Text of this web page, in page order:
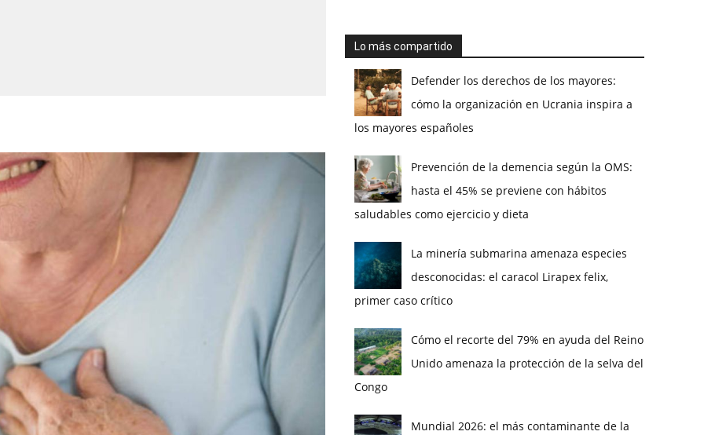
Lo más compartido
Defender los derechos de los mayores:
cómo la organización en Ucrania inspira a
los mayores españoles
Prevención de la demencia según la OMS:
hasta el 45% se previene con hábitos
saludables como ejercicio y dieta
La minería submarina amenaza especies
desconocidas: el caracol Lirapex felix,
primer caso crítico
Cómo el recorte del 79% en ayuda del Reino
Unido amenaza la protección de la selva del
Congo
Mundial 2026: el más contaminante de la